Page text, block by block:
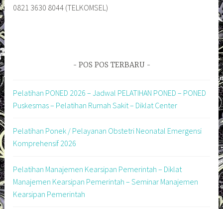
0821 3630 8044 (TELKOMSEL)
POS POS TERBARU
Pelatihan PONED 2026 – Jadwal PELATIHAN PONED – PONED
Puskesmas – Pelatihan Rumah Sakit – Diklat Center
Pelatihan Ponek / Pelayanan Obstetri Neonatal Emergensi
Komprehensif 2026
Pelatihan Manajemen Kearsipan Pemerintah – Diklat
Manajemen Kearsipan Pemerintah – Seminar Manajemen
Kearsipan Pemerintah